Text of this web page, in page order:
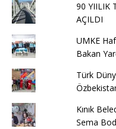
90 YIILIK
AÇILDI
UMKE
Bakan
Türk
Kınık
Sema